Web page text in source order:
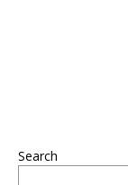
Search